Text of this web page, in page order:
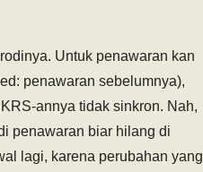
Untuk penawaran kan
penawaran sebelumnya),
annya tidak sinkron. Nah,
penawaran biar hilang di
lagi, karena perubahan yang